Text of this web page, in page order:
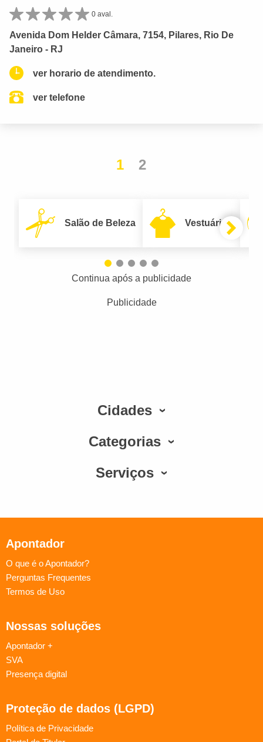
0 aval.
Avenida Dom Helder Câmara, 7154, Pilares, Rio De
Janeiro - RJ
ver horario de atendimento.
ver telefone
1 2
Salão de Beleza Vestuário
Continua após a publicidade
Publicidade
Cidades
Categorias
Serviços
Apontador
O que é o Apontador?
Perguntas Frequentes
Termos de Uso
Nossas soluções
Apontador +
SVA
Presença digital
Proteção de dados (LGPD)
Política de Privacidade